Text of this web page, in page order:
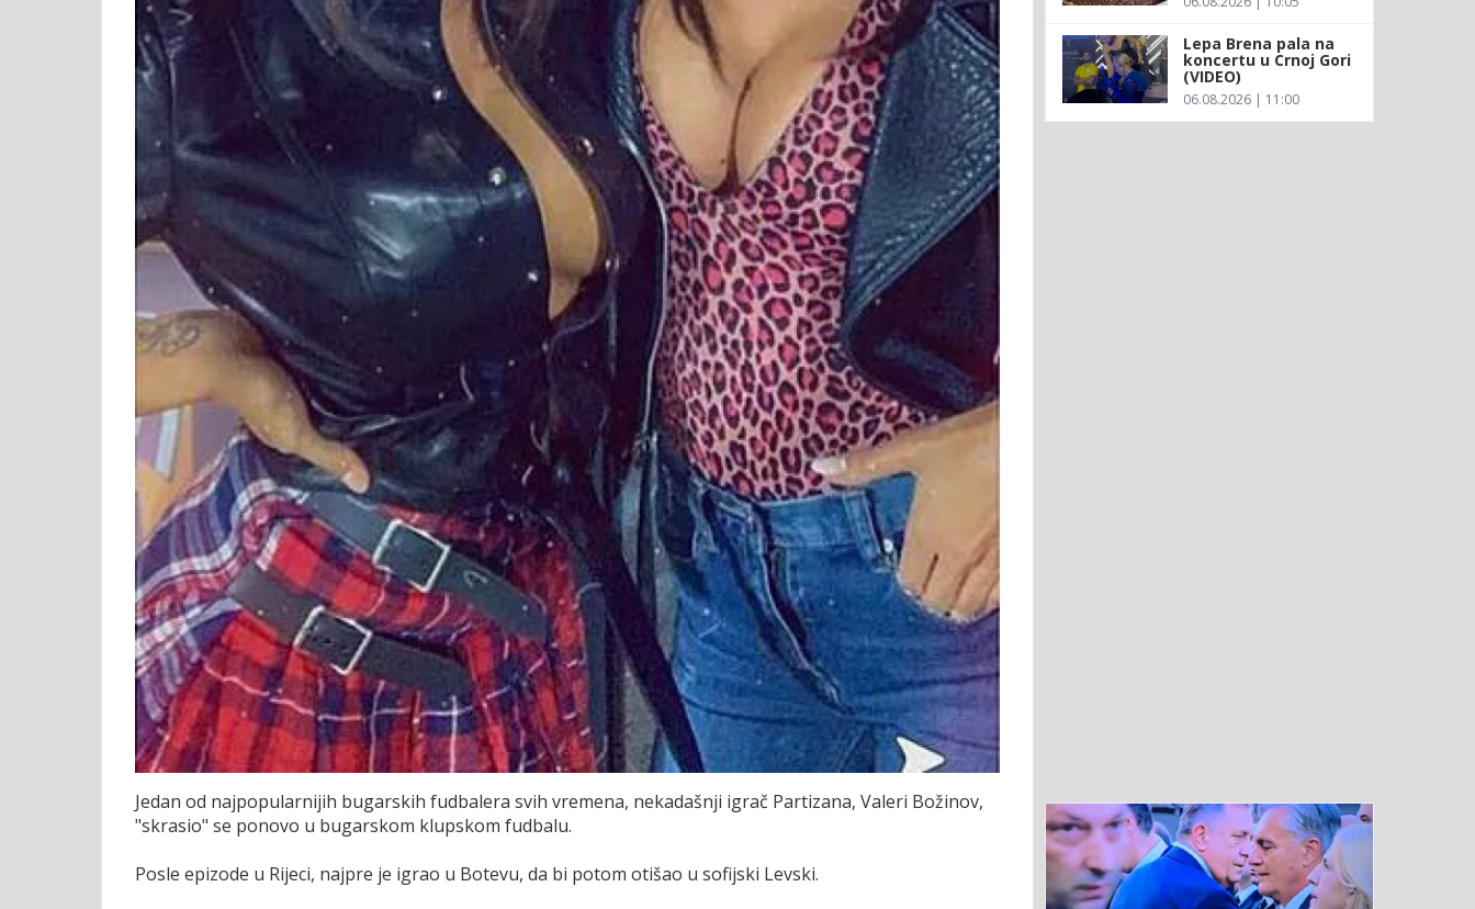
Jedan od najpopularnijih bugarskih fudbalera svih vremena, nekadašnji igrač Partizana, Valeri Božinov,
"skrasio" se ponovo u bugarskom klupskom fudbalu.
Posle epizode u Rijeci, najpre je igrao u Botevu, da bi potom otišao u sofijski Levski.
Lepa Brena pala na
koncertu u Crnoj Gori
(VIDEO)
06.08.2026 | 11:00